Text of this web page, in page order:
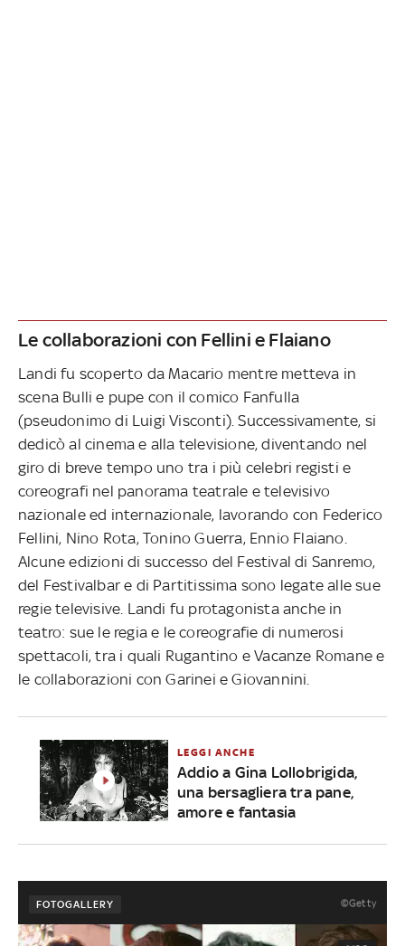
Le collaborazioni con Fellini e Flaiano
Landi fu scoperto da Macario mentre metteva in
scena Bulli e pupe con il comico Fanfulla
(pseudonimo di Luigi Visconti). Successivamente, si
dedicò al cinema e alla televisione, diventando nel
giro di breve tempo uno tra i più celebri registi e
coreografi nel panorama teatrale e televisivo
nazionale ed internazionale, lavorando con Federico
Fellini, Nino Rota, Tonino Guerra, Ennio Flaiano.
Alcune edizioni di successo del Festival di Sanremo,
del Festivalbar e di Partitissima sono legate alle sue
regie televisive. Landi fu protagonista anche in
teatro: sue le regia e le coreografie di numerosi
spettacoli, tra i quali Rugantino e Vacanze Romane e
le collaborazioni con Garinei e Giovannini.
LEGGI ANCHE
Addio a Gina Lollobrigida,
una bersagliera tra pane,
amore e fantasia
FOTOGALLERY ©Getty